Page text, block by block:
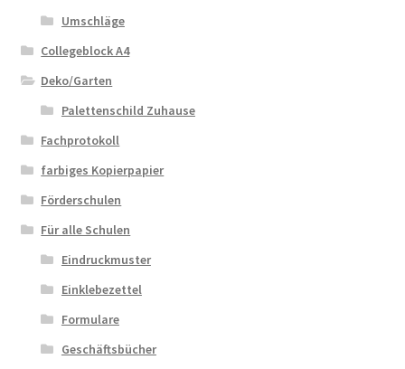
Umschläge
Collegeblock A4
Deko/Garten
Palettenschild Zuhause
Fachprotokoll
farbiges Kopierpapier
Förderschulen
Für alle Schulen
Eindruckmuster
Einklebezettel
Formulare
Geschäftsbücher